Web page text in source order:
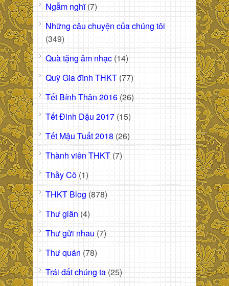
Ngẫm nghĩ(7)
Những câu chuyện của chúng tôi
(349)
Quà tặng âm nhạc (14)
Quỹ Gia đình THKT (77)
Tết Bính Thân 2016 (26)
Tết Đinh Dậu 2017 (15)
Tết Mậu Tuất 2018 (26)
Thành viên THKT (7)
Thầy Cô (1)
THKT Blog (878)
Thư giãn (4)
Thư gửi nhau (7)
Thư quán (78)
Trái đất chúng ta (25)